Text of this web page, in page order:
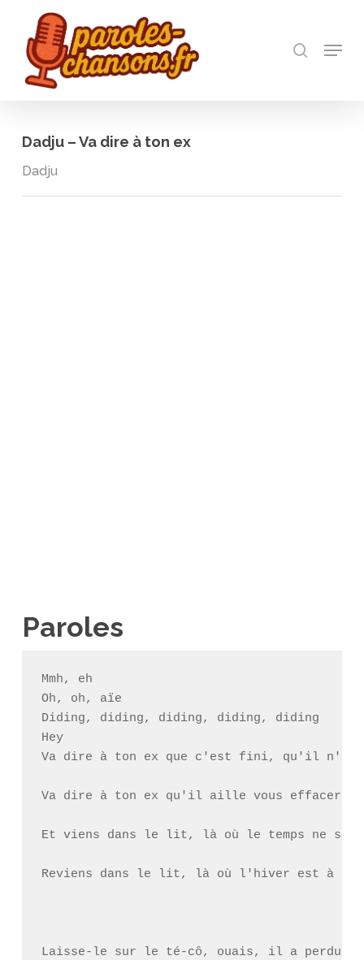
main
content
Menu
Dadju – Va dire à ton ex
Dadju
Paroles
Mmh, eh
Oh, oh, aïe
Diding, diding, diding, diding, diding
Hey
Va dire à ton ex que c'est fini, qu'il n'a
Va dire à ton ex qu'il aille vous effacer de
Et viens dans le lit, là où le temps ne
Reviens dans le lit, là où l'hiver est à 100
Laisse-le sur le té-cô, ouais, il a perdu,
Close